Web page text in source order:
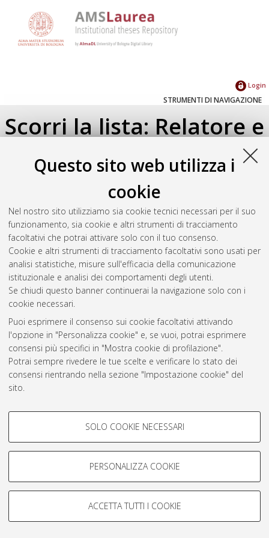
Questo sito web utilizza i
cookie
Nel nostro sito utilizziamo sia cookie tecnici necessari per il suo
funzionamento, sia cookie e altri strumenti di tracciamento
facoltativi che potrai attivare solo con il tuo consenso.
Cookie e altri strumenti di tracciamento facoltativi sono usati per
analisi statistiche, misure sull'efficacia della comunicazione
istituzionale e analisi dei comportamenti degli utenti.
Se chiudi questo banner continuerai la navigazione solo con i
cookie necessari.
Puoi esprimere il consenso sui cookie facoltativi attivando
l'opzione in "Personalizza cookie" e, se vuoi, potrai esprimere
consensi più specifici in "Mostra cookie di profilazione".
Potrai sempre rivedere le tue scelte e verificare lo stato dei
consensi rientrando nella sezione "Impostazione cookie" del
sito.
COOKIE DI PROFILAZIONE -
Si tratta di cookie utilizzati per analizzare le caratteristiche della
navigazione degli utenti, creare profili in base al loro comportamento
Mostra cookie di profilazione
COOKIE TECNICI - NECESSARI
SOLO COOKIE NECESSARI
PERSONALIZZA COOKIE
ACCETTA TUTTI I COOKIE
Login
STRUMENTI DI NAVIGAZIONE
Scorri la lista: Relatore e
Correlatore
Seleziona un valore dall'elenco sottostante.
2019(1)
Atom
Rss 1.0
Rss 2.0
AMS Laurea
Servizio implementato e gestito da AlmaDL
Impostazioni Cookie
© ALMA MATER STUDIORUM - Università di Bologna, 2007-2026.